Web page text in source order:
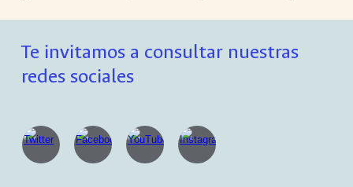
Te invitamos a consultar nuestras
redes sociales